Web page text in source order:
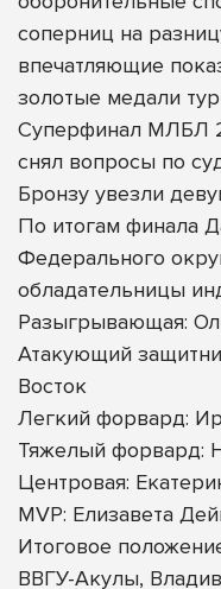
соперниц на
впечатляющие
золотые медали
Суперфинал МЛБЛ
снял вопросы по
Бронзу увезли
По итогам финала
Федерального
обладательницы
Разыгрывающая:
Атакующий
Восток
Легкий форвард:
Тяжелый форвард:
Центровая:
MVP: Елизавета
Итоговое
ВВГУ-Акулы,